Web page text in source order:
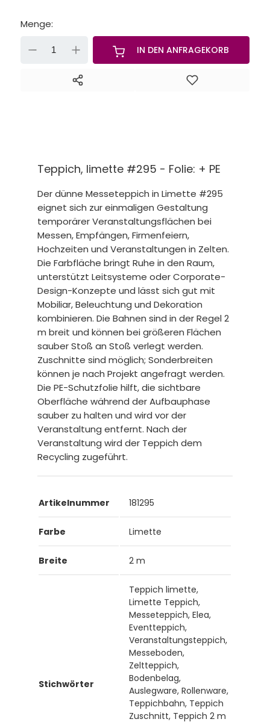
Menge:
IN DEN ANFRAGEKORB
Teppich, limette #295 - Folie: + PE
Der dünne Messeteppich in Limette #295
eignet sich zur einmaligen Gestaltung
temporärer Veranstaltungsflächen bei
Messen, Empfängen, Firmenfeiern,
Hochzeiten und Veranstaltungen in Zelten.
Die Farbfläche bringt Ruhe in den Raum,
unterstützt Leitsysteme oder Corporate-
Design-Konzepte und lässt sich gut mit
Mobiliar, Beleuchtung und Dekoration
kombinieren. Die Bahnen sind in der Regel 2
m breit und können bei größeren Flächen
sauber Stoß an Stoß verlegt werden.
Zuschnitte sind möglich; Sonderbreiten
können je nach Projekt angefragt werden.
Die PE-Schutzfolie hilft, die sichtbare
Oberfläche während der Aufbauphase
sauber zu halten und wird vor der
Veranstaltung entfernt. Nach der
Veranstaltung wird der Teppich dem
Recycling zugeführt.
Artikelnummer 181295
Farbe Limette
Breite 2 m
Stichwörter
Teppich limette,
Limette Teppich,
Messeteppich, Elea,
Eventteppich,
Veranstaltungsteppich,
Messeboden,
Zeltteppich,
Bodenbelag,
Auslegware, Rollenware,
Teppichbahn, Teppich
Zuschnitt, Teppich 2 m